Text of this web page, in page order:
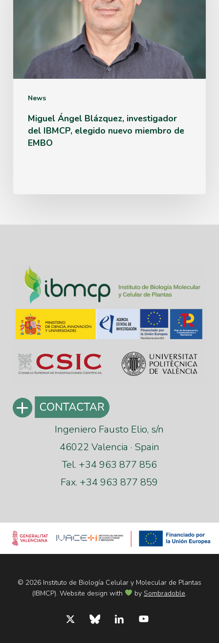
News
elegido
nuevo
miembro
EMBO
Miguel Ángel Blázquez, investigador
del IBMCP, elegido nuevo miembro de
EMBO
Ingeniero Fausto Elio, s/n
46022 Valencia · Spain
Tel. +34 963 877 856
Fax. +34 963 877 859
© 2026 Instituto de Biología Celular y Molecular de Plantas
(IBMCP). Website design with
by Sombradoble.
x-
bluesky linkedin youtube